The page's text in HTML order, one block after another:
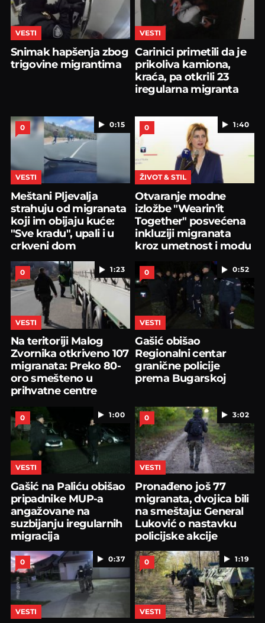
VESTI
Snimak hapšenja zbog
trigovine migrantima
VESTI
Carinici primetili da je
prikoliva kamiona,
kraća, pa otkrili 23
iregularna migranta
0:15
0
VESTI
Meštani Pljevalja
strahuju od migranata
koji im obijaju kuće:
"Sve kradu", upali i u
crkveni dom
1:40
0
ŽIVOT & STIL
Otvaranje modne
izložbe "Wearin'it
Together" posvećena
inkluziji migranata
kroz umetnost i modu
1:23
0
VESTI
Na teritoriji Malog
Zvornika otkriveno 107
migranata: Preko 80-
oro smešteno u
prihvatne centre
0:52
0
VESTI
Gašić obišao
Regionalni centar
granične policije
prema Bugarskoj
1:00
0
VESTI
Gašić na Paliću obišao
pripadnike MUP-a
angažovane na
suzbijanju iregularnih
migracija
3:02
0
VESTI
Pronađeno još 77
migranata, dvojica bili
na smeštaju: General
Luković o nastavku
policijske akcije
0:37
0
VESTI
1:19
0
VESTI